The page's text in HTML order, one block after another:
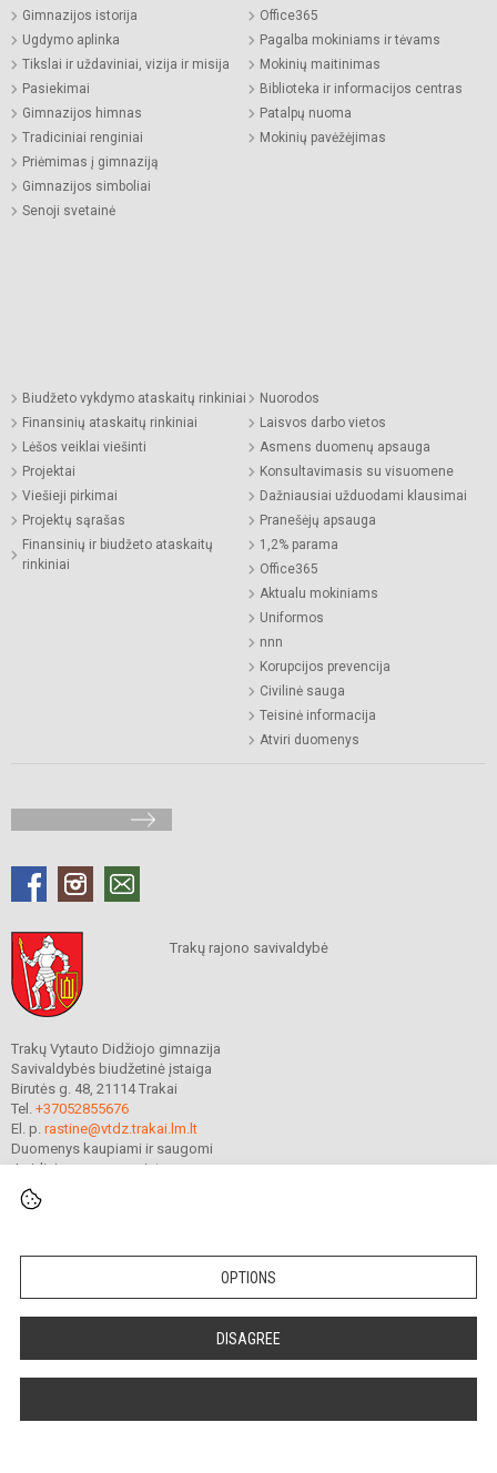
OPTIONS
DISAGREE
Gimnazijos istorija
Ugdymo aplinka
Tikslai ir uždaviniai, vizija ir misija
Pasiekimai
Gimnazijos himnas
Tradiciniai renginiai
Priėmimas į gimnaziją
Gimnazijos simboliai
Senoji svetainė
Office365
Pagalba mokiniams ir tėvams
Mokinių maitinimas
Biblioteka ir informacijos centras
Patalpų nuoma
Mokinių pavėžėjimas
Biudžeto vykdymo ataskaitų rinkiniai
Finansinių ataskaitų rinkiniai
Lėšos veiklai viešinti
Projektai
Viešieji pirkimai
Projektų sąrašas
Finansinių ir biudžeto ataskaitų
rinkiniai
Nuorodos
Laisvos darbo vietos
Asmens duomenų apsauga
Konsultavimasis su visuomene
Dažniausiai užduodami klausimai
Pranešėjų apsauga
1,2% parama
Office365
Aktualu mokiniams
Uniformos
nnn
Korupcijos prevencija
Civilinė sauga
Teisinė informacija
Atviri duomenys
Trakų rajono savivaldybė
Trakų Vytauto Didžiojo gimnazija
Savivaldybės biudžetinė įstaiga
Birutės g. 48, 21114 Trakai
Tel. +37052855676
El. p. rastine@vtdz.trakai.lm.lt
Duomenys kaupiami ir saugomi
Juridinių asmenų registre
Įmonės kodas 190667368
Kopijuoti turinį be raštiško gimnazijos sutikimo griežtai draudžiama.
Prieinamumo paraiška Slapukų valdymas